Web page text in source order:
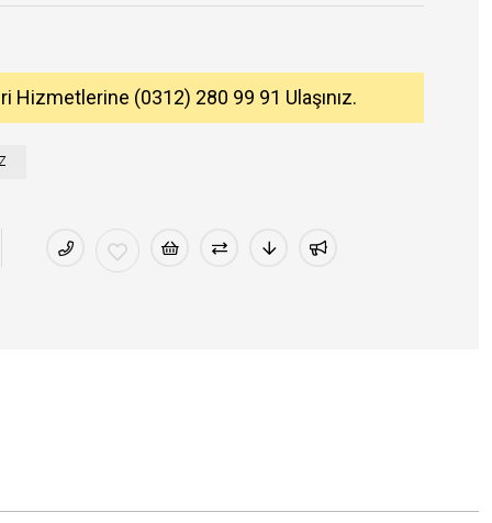
Hizmetlerine (0312) 280 99 91 Ulaşınız.